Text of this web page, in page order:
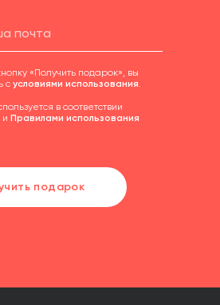
«Получить подарок», вы
с условиями использования.
в соответствии
и Правилами использования
подарок